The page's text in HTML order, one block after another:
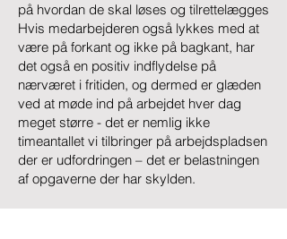
på hvordan de skal løses og tilrettelægges
Hvis medarbejderen også lykkes med at
være på forkant og ikke på bagkant, har
det også en positiv indflydelse på
nærværet i fritiden, og dermed er glæden
ved at møde ind på arbejdet hver dag
meget større - det er nemlig ikke
timeantallet vi tilbringer på arbejdspladsen
der er udfordringen – det er belastningen
af opgaverne der har skylden.